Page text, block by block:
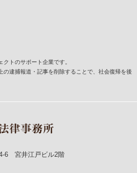
トのサポート企業です。
の逮捕報道・記事を削除することで、社会復帰を後
6 宮井江戸ビル2階